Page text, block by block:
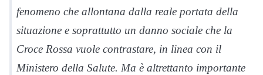
fenomeno che allontana dalla reale portata della
situazione e soprattutto un danno sociale che la
Croce Rossa vuole contrastare, in linea con il
Ministero della Salute. Ma è altrettanto importante